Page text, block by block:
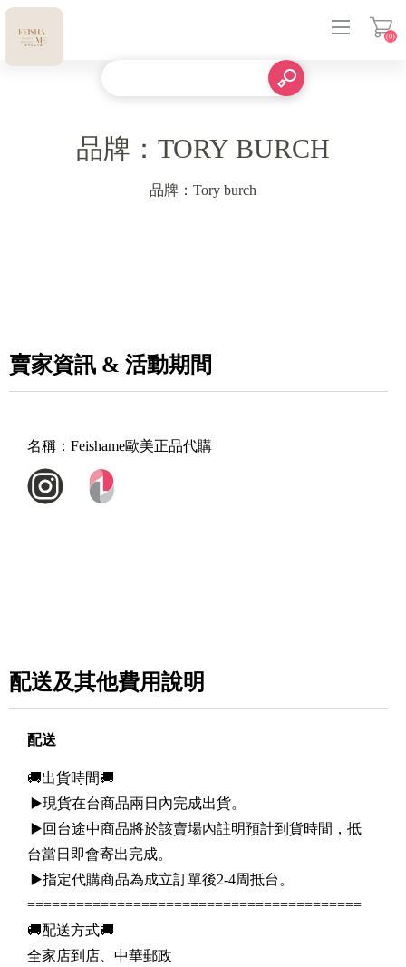
(0)
品牌：TORY BURCH
品牌：Tory burch
賣家資訊 & 活動期間
名稱： Feishame歐美正品代購
配送及其他費用說明
配送
🚚出貨時間🚚
▶️現貨在台商品兩日內完成出貨。
▶️回台途中商品將於該賣場內註明預計到貨時間，抵
台當日即會寄出完成。
▶️指定代購商品為成立訂單後2-4周抵台。
=========================================
🚚配送方式🚚
全家店到店、中華郵政